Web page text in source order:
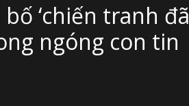
‘chiến tranh đã
ngóng con tin